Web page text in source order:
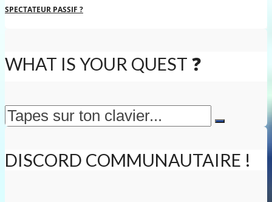
SPECTATEUR PASSIF ?
WHAT IS YOUR QUEST ❓
DISCORD COMMUNAUTAIRE !